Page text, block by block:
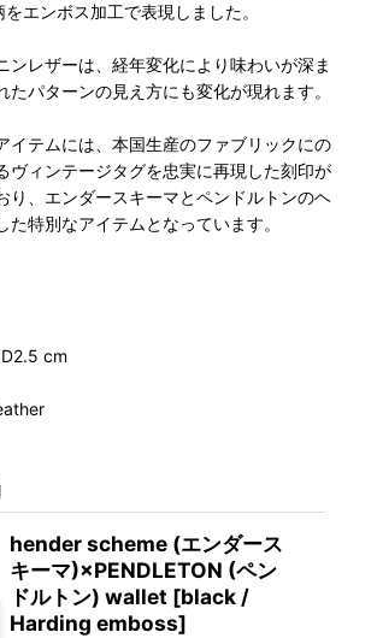
エンボス加工で表現しました。
ンレザーは、経年変化により味わいが深ま
たパターンの見え方にも変化が現れます。
イテムには、本国生産のファブリックにの
ヴィンテージタグを忠実に再現した刻印が
り、エンダースキーマとペンドルトンのヘ
た特別なアイテムとなっています。
cm
hender scheme (エンダース
キーマ)×PENDLETON (ペン
ドルトン) wallet [black /
Harding emboss]